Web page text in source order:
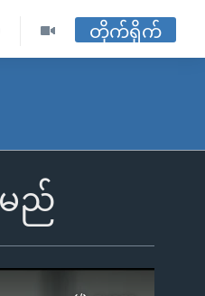
တိုက်ရိုက်
မည်